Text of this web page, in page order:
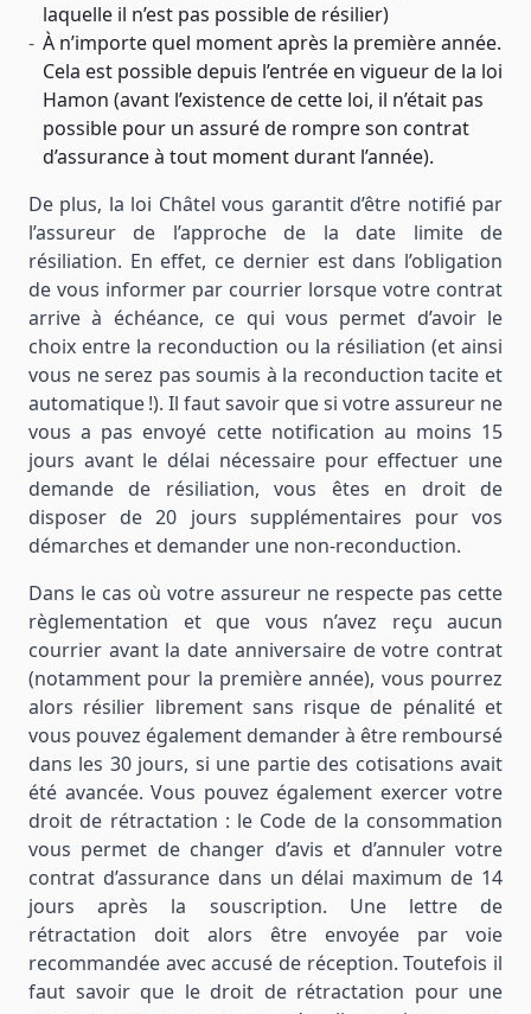
laquelle il n’est pas possible de résilier)
À n’importe quel moment après la première année.
Cela est possible depuis l’entrée en vigueur de la loi
Hamon (avant l’existence de cette loi, il n’était pas
possible pour un assuré de rompre son contrat
d’assurance à tout moment durant l’année).
De plus, la loi Châtel vous garantit d’être notifié par
l’assureur de l’approche de la date limite de
résiliation. En effet, ce dernier est dans l’obligation
de vous informer par courrier lorsque votre contrat
arrive à échéance, ce qui vous permet d’avoir le
choix entre la reconduction ou la résiliation (et ainsi
vous ne serez pas soumis à la reconduction tacite et
automatique !). Il faut savoir que si votre assureur ne
vous a pas envoyé cette notification au moins 15
jours avant le délai nécessaire pour effectuer une
demande de résiliation, vous êtes en droit de
disposer de 20 jours supplémentaires pour vos
démarches et demander une non-reconduction.
Dans le cas où votre assureur ne respecte pas cette
règlementation et que vous n’avez reçu aucun
courrier avant la date anniversaire de votre contrat
(notamment pour la première année), vous pourrez
alors résilier librement sans risque de pénalité et
vous pouvez également demander à être remboursé
dans les 30 jours, si une partie des cotisations avait
été avancée. Vous pouvez également exercer votre
droit de rétractation : le Code de la consommation
vous permet de changer d’avis et d’annuler votre
contrat d’assurance dans un délai maximum de 14
jours après la souscription. Une lettre de
rétractation doit alors être envoyée par voie
recommandée avec accusé de réception. Toutefois il
faut savoir que le droit de rétractation pour une